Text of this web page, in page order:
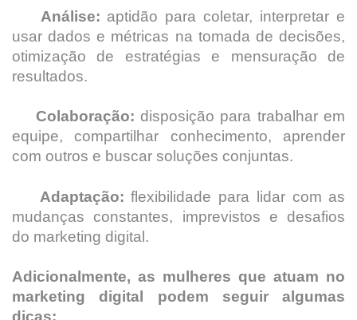
Análise: aptidão para coletar, interpretar e
usar dados e métricas na tomada de decisões,
otimização de estratégias e mensuração de
resultados.
Colaboração: disposição para trabalhar em
equipe, compartilhar conhecimento, aprender
com outros e buscar soluções conjuntas.
Adaptação: flexibilidade para lidar com as
mudanças constantes, imprevistos e desafios
do marketing digital.
Adicionalmente, as mulheres que atuam no
marketing digital podem seguir algumas
dicas: